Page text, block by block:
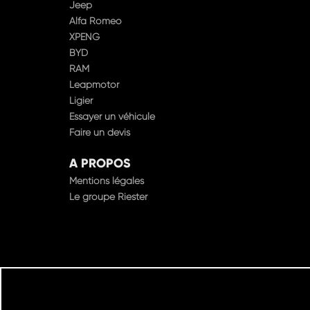
Jeep
Alfa Romeo
XPENG
BYD
RAM
Leapmotor
Ligier
Essayer un véhicule
Faire un devis
A PROPOS
Mentions légales
Le groupe Riester